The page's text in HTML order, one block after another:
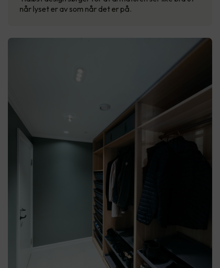
når lyset er av som når det er på.